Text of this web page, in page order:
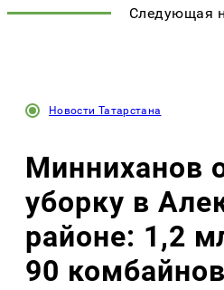
Следующая
Новости Татарстана
Минниханов
уборку в
районе: 1,2
90 комбайнов